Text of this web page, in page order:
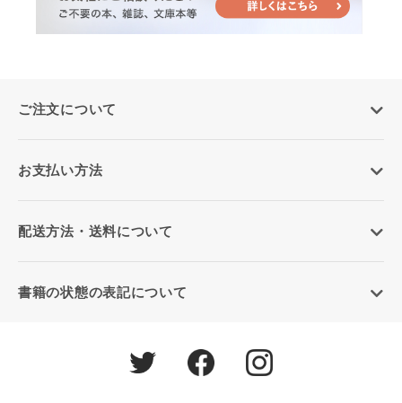
ご注文について
お支払い方法
配送方法・送料について
書籍の状態の表記について